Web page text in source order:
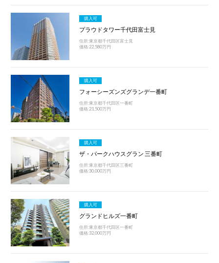
購入可
プラウドタワー千代田富士見
住所:東京都千代田区富士見
価格:22,580万円
購入可
フォーシーズンズグランデ一番町
住所:東京都千代田区一番町
価格:21,500万円
購入可
ザ・パークハウスグラン 三番町
住所:東京都千代田区三番町
価格:30,000万円
購入可
グランドヒルズ一番町
住所:東京都千代田区一番町
価格:32,000万円